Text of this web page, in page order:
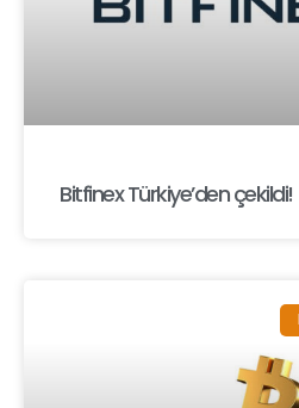
Bitfinex Türkiye’den çekildi!